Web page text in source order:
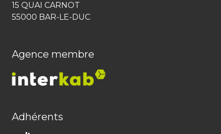
15 QUAI CARNOT
55000 BAR-LE-DUC
Agence membre
Adhérents